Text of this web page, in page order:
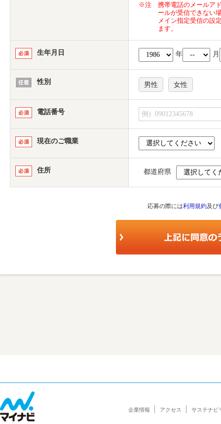
※注
携帯電話のメールア
ールが受信できない
メイン指定受信の設
ます。
生年月日 年 月
性別 男性 女性
電話番号
現在のご職業
住所 都道府県
応募の際には利用規約及び
企業情報 アクセス サステナビ